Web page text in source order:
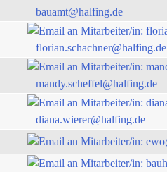
bauamt@halfing.de
florian.schachner@halfing.de
mandy.scheffel@halfing.de
diana.wierer@halfing.de